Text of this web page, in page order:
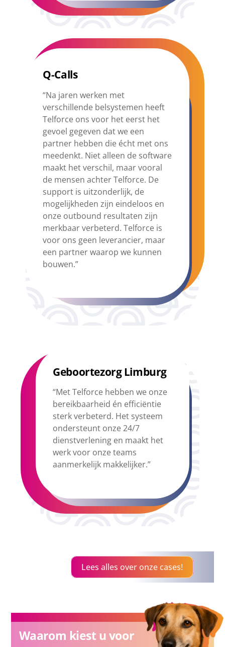
Q-Calls
“Na jaren werken met
verschillende belsystemen heeft
Telforce ons voor het eerst het
gevoel gegeven dat we een
partner hebben die écht met ons
meedenkt. Niet alleen de software
maakt het verschil, maar vooral
de mensen achter Telforce. De
support is uitzonderlijk, de
mogelijkheden zijn eindeloos en
onze outbound resultaten zijn
merkbaar verbeterd. Telforce is
voor ons geen leverancier, maar
een partner waarop we kunnen
bouwen.”
Geboortezorg Limburg
“Met Telforce hebben we onze
bereikbaarheid én efficiëntie
sterk verbeterd. Het systeem
ondersteunt onze 24/7
dienstverlening en maakt het
werk voor onze teams
aanmerkelijk makkelijker.”
Lees alles over onze cases!
Waarom kiest u voor